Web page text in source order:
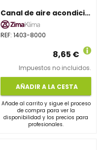
Canal de aire acondicionado ZIMAKLIMA 1403-8000 de gran formato para sistemas múltiples
REF:1403-8000
8,65 €
Impuestos no incluidos.
AÑADIR A LA CESTA
Añade al carrito y sigue el proceso
de compra para ver la
disponibilidad y los precios para
profesionales.